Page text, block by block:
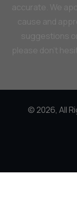
accurate. We
cause and
suggestions
please don’t
© 2026, All